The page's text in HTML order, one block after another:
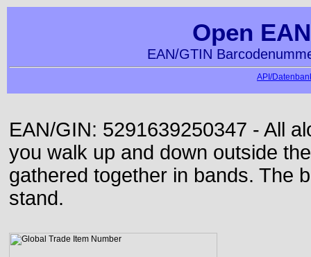
Open
EAN/GTIN
API/
EAN/GIN: 5291639250347 - All
you walk up and down outside
gathered together in bands. The
stand.